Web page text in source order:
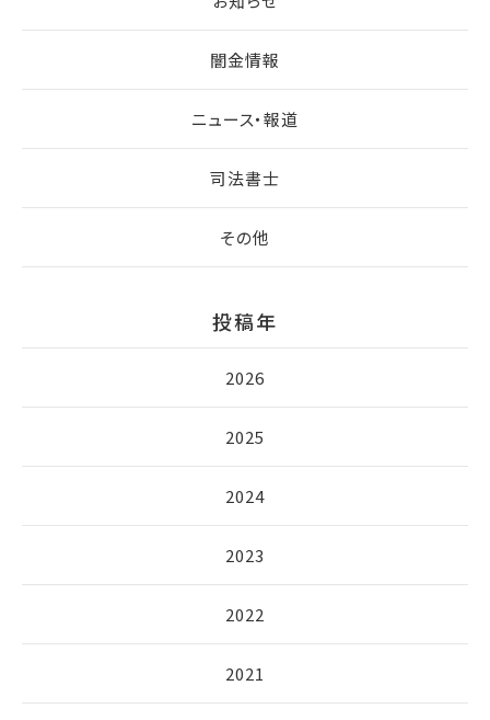
闇金情報
ニュース・報道
司法書士
その他
投稿年
2026
2025
2024
2023
2022
2021